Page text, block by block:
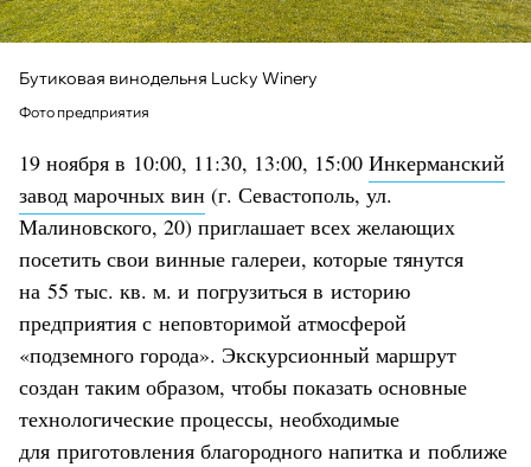
Бутиковая винодельня Lucky Winery
Фото предприятия
19 ноября в 10:00, 11:30, 13:00, 15:00 Инкерманский
завод марочных вин (г. Севастополь, ул.
Малиновского, 20) приглашает всех желающих
посетить свои винные галереи, которые тянутся
на 55 тыс. кв. м. и погрузиться в историю
предприятия с неповторимой атмосферой
«подземного города». Экскурсионный маршрут
создан таким образом, чтобы показать основные
технологические процессы, необходимые
для приготовления благородного напитка и поближе